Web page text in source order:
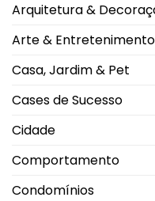
de
ranking
UFU,
e
Shopping
Arquitetura &
Arte & Entretenimento
Casa, Jardim & Pet
Cases de Sucesso
Cidade
Comportamento
Condomínios